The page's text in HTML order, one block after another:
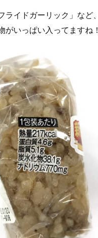
ライドガーリック」など、
がいっぱい入ってますね！